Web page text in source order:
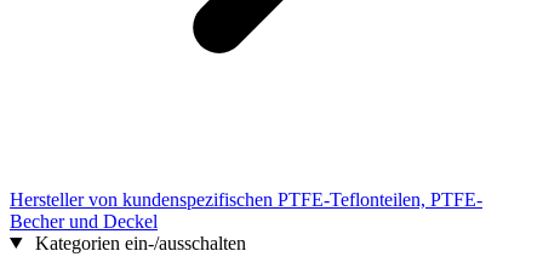
Hersteller von kundenspezifischen PTFE-Teflonteilen, PTFE-
Becher und Deckel
Kategorien ein-/ausschalten